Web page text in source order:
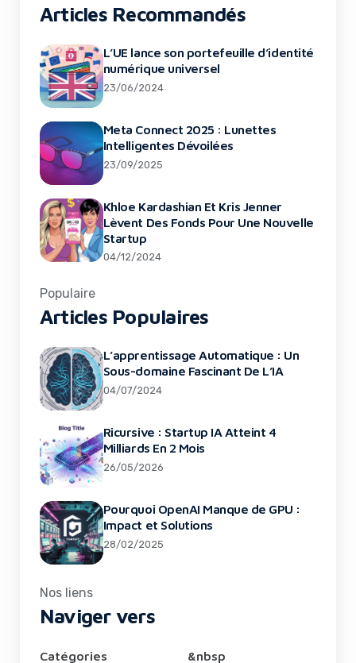
Articles Recommandés
L’UE lance son portefeuille d’identité
numérique universel
23/06/2024
Meta Connect 2025 : Lunettes
Intelligentes Dévoilées
23/09/2025
Khloe Kardashian Et Kris Jenner
Lèvent Des Fonds Pour Une Nouvelle
Startup
04/12/2024
Populaire
Articles Populaires
L’apprentissage Automatique : Un
Sous-domaine Fascinant De L’IA
04/07/2024
Ricursive : Startup IA Atteint 4
Milliards En 2 Mois
26/05/2026
Pourquoi OpenAI Manque de GPU :
Impact et Solutions
28/02/2025
Nos liens
Naviger vers
Catégories &nbsp